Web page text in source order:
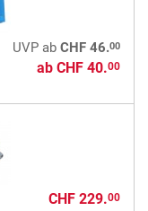
UVPab CHF 46.00
ab CHF 40.00
CHF 229.00